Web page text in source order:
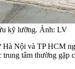
kỹ lưỡng. Ảnh: LV
Nội và TP HCM
tâm thường